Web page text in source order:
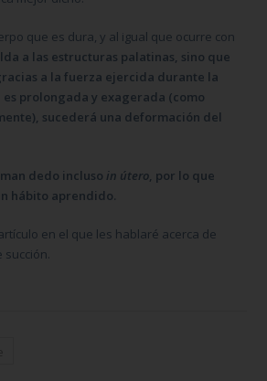
que es dura, y al igual que ocurre con
a las estructuras palatinas, sino que
a la fuerza ejercida durante la
es prolongada y exagerada (como
sucederá una deformación del
dedo incluso in útero, por lo que
hábito aprendido.
en el que les hablaré acerca de
succión.